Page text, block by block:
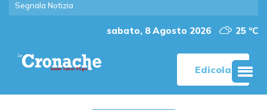
Segnala Notizia
sabato, 8 Agosto 2026 25 °C
Edicola